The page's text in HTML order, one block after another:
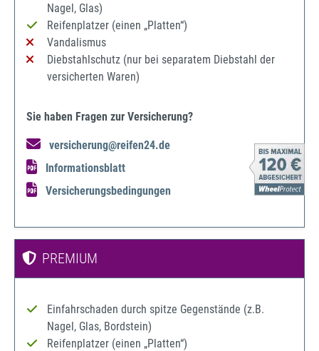
Nagel, Glas)
Reifenplatzer (einen „Platten“)
Vandalismus
Diebstahlschutz (nur bei separatem Diebstahl der
versicherten Waren)
Sie haben Fragen zur Versicherung?
versicherung@reifen24.de
Informationsblatt
Versicherungsbedingungen
PREMIUM
Einfahrschaden durch spitze Gegenstände (z.B.
Nagel, Glas, Bordstein)
Reifenplatzer (einen „Platten“)